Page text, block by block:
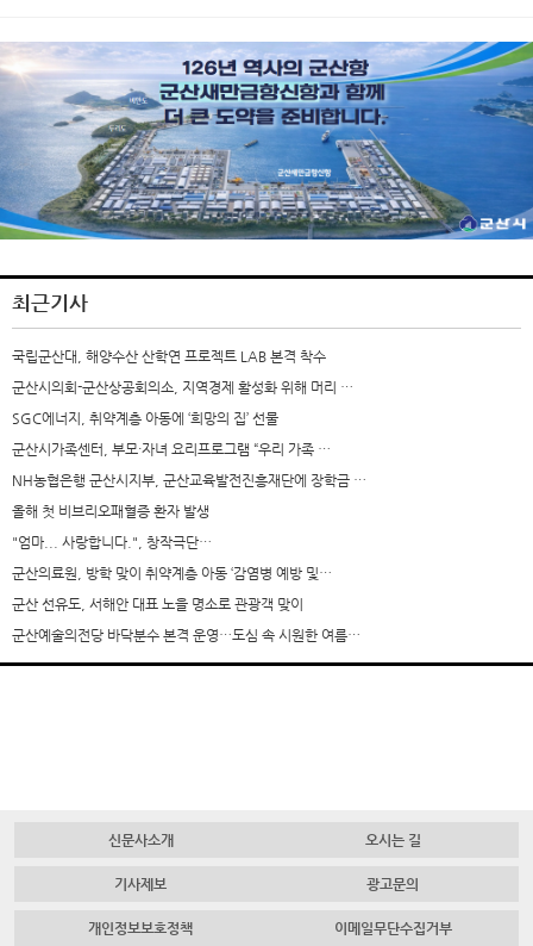
최근기사
국립군산대, 해양수산 산학연 프로젝트 LAB 본격 착수
군산시의회-군산상공회의소, 지역경제 활성화 위해 머리 …
SGC에너지, 취약계층 아동에 ‘희망의 집’ 선물
군산시가족센터, 부모·자녀 요리프로그램 “우리 가족 …
NH농협은행 군산시지부, 군산교육발전진흥재단에 장학금 …
올해 첫 비브리오패혈증 환자 발생
"엄마... 사랑합니다.", 창작극단…
군산의료원, 방학 맞이 취약계층 아동 ‘감염병 예방 및…
군산 선유도, 서해안 대표 노을 명소로 관광객 맞이
군산예술의전당 바닥분수 본격 운영…도심 속 시원한 여름…
신문사소개 오시는 길
기사제보 광고문의
개인정보보호정책 이메일무단수집거부